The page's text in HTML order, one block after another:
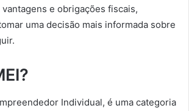
vantagens e obrigações fiscais,
uma decisão mais informada sobre
Individual, é uma categoria